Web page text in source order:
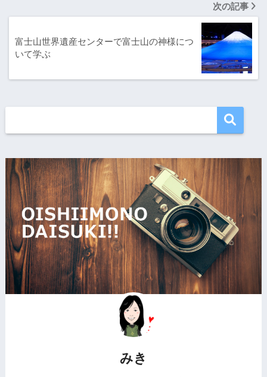
次の記事
富士山世界遺産センターで富士山の神様につ
いて学ぶ
みき